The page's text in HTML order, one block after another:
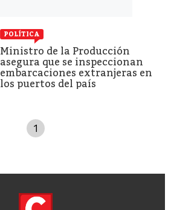
POLÍTICA
Ministro de la Producción
asegura que se inspeccionan
embarcaciones extranjeras en
los puertos del país
1